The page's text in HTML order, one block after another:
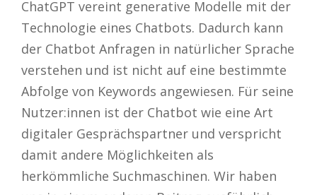
ChatGPT vereint generative Modelle mit der
Technologie eines Chatbots. Dadurch kann
der Chatbot Anfragen in natürlicher Sprache
verstehen und ist nicht auf eine bestimmte
Abfolge von Keywords angewiesen. Für seine
Nutzer:innen ist der Chatbot wie eine Art
digitaler Gesprächspartner und verspricht
damit andere Möglichkeiten als
herkömmliche Suchmaschinen. Wir haben